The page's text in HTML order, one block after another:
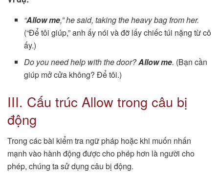
“Allow me,” he said, taking the heavy bag from her.
(“Để tôi giúp,” anh ấy nói và đỡ lấy chiếc túi nặng từ cô
ấy.)
Do you need help with the door?Allow me. (Bạn cần
giúp mở cửa không? Để tôi.)
III. Cấu trúc Allow trong câu bị
động
Trong các bài kiểm tra ngữ pháp hoặc khi muốn nhấn
mạnh vào hành động được cho phép hơn là người cho
phép, chúng ta sử dụng câu bị động.